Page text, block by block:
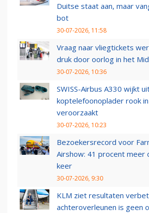
Duitse staat aan, maar
bot
30-07-2026, 11:58
Vraag naar vliegtickets
druk door oorlog in het
30-07-2026, 10:36
SWISS-Airbus A330 wijkt
koptelefoonoplader rook
veroorzaakt
30-07-2026, 10:23
Bezoekersrecord voor
Airshow: 41 procent meer
keer
30-07-2026, 9:30
KLM ziet resultaten
achteroverleunen is geen